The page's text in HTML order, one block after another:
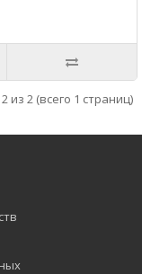
из 2 (всего 1 страниц)